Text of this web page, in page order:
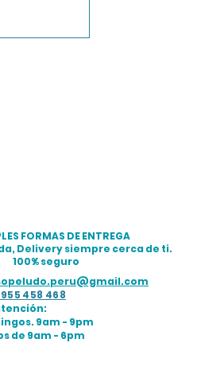
FORMAS DE ENTREGA
Delivery siempre cerca de ti.
100% seguro
955 458 468
9am - 9pm
de 9am - 6pm